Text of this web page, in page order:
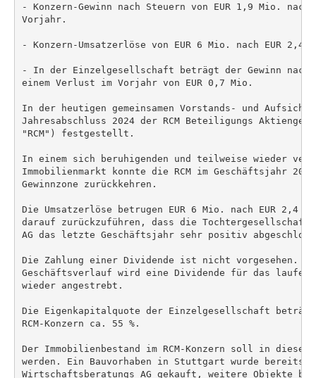
- Konzern-Gewinn nach Steuern von EUR 1,9 Mio.
Vorjahr.
- Konzern-Umsatzerlöse von EUR 6 Mio. nach EUR
- In der Einzelgesellschaft beträgt der Gewinn nach
einem Verlust im Vorjahr von EUR 0,7 Mio.
In der heutigen gemeinsamen Vorstands- und
Jahresabschluss 2024 der RCM Beteiligungs
"RCM") festgestellt.
In einem sich beruhigenden und teilweise wieder
Immobilienmarkt konnte die RCM im Geschäftsjahr
Gewinnzone zurückkehren.
Die Umsatzerlöse betrugen EUR 6 Mio. nach EUR
darauf zurückzuführen, dass die Tochtergesellschaft
AG das letzte Geschäftsjahr sehr positiv
Die Zahlung einer Dividende ist nicht vorgesehen. Bei
Geschäftsverlauf wird eine Dividende für das
wieder angestrebt.
Die Eigenkapitalquote der Einzelgesellschaft
RCM-Konzern ca. 55 %.
Der Immobilienbestand im RCM-Konzern soll in
werden. Ein Bauvorhaben in Stuttgart wurde bereits
Wirtschaftsberatungs AG gekauft, weitere Objekte